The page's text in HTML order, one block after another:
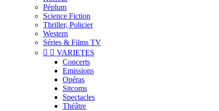
Péplum
Science Fiction
Thriller, Policier
Western
Séries & Films TV
  VARIETES
Concerts
Emissions
Opéras
Sitcoms
Spectacles
Théâtre